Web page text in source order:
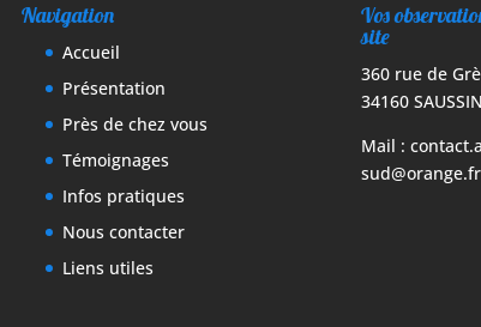
Navigation
Accueil
Présentation
Près de chez vous
Témoignages
Infos pratiques
Nous contacter
Liens utiles
Vos
site
360 rue de
34160
Mail :
sud@orange.fr